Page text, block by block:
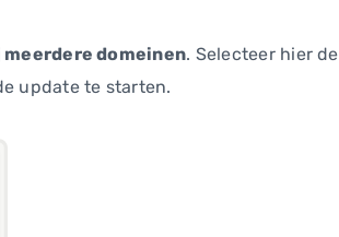
domeinen. Selecteer hier de
update te starten.